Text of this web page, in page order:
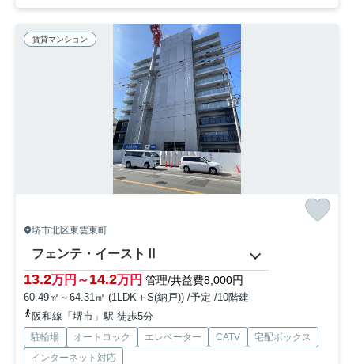
賃貸マンション
堺市北区東雲東町
フェンテ・イーストⅡ
13.2万円～14.2万円 管理/共益費8,000円
60.49㎡～64.31㎡ (1LDK＋S(納戸)) /予定 /10階建
阪和線「堺市」駅 徒歩5分
駐輪場 オートロック エレベーター CATV
宅配ボックス
インターネット対応